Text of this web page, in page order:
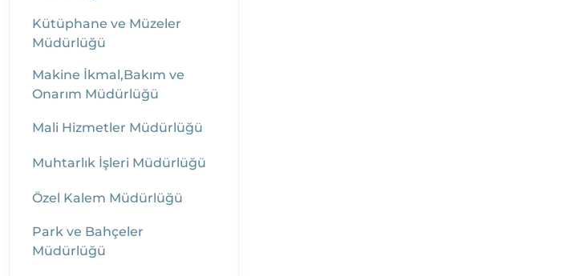
Kütüphane ve Müzeler
Müdürlüğü
Makine İkmal,Bakım ve
Onarım Müdürlüğü
Mali Hizmetler Müdürlüğü
Muhtarlık İşleri Müdürlüğü
Özel Kalem Müdürlüğü
Park ve Bahçeler
Müdürlüğü